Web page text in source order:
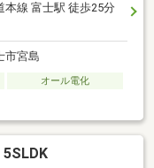
本線 富士駅 徒歩25分
市宮島
オール電化